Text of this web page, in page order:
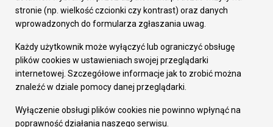
Środki krajowe
Oferty inwestycyjne
Pozostałe
Deklaracja dostępności
Dane osobowe
Dodaj opinię o witrynie
stronie (np. wielkość czcionki czy kontrast) oraz danych
wprowadzonych do formularza zgłaszania uwag.
Każdy użytkownik może wyłączyć lub ograniczyć obsługę
plików cookies w ustawieniach swojej przeglądarki
internetowej. Szczegółowe informacje jak to zrobić można
znaleźć w dziale pomocy danej przeglądarki.
Wyłączenie obsługi plików cookies nie powinno wpłynąć na
poprawność działania naszego serwisu.